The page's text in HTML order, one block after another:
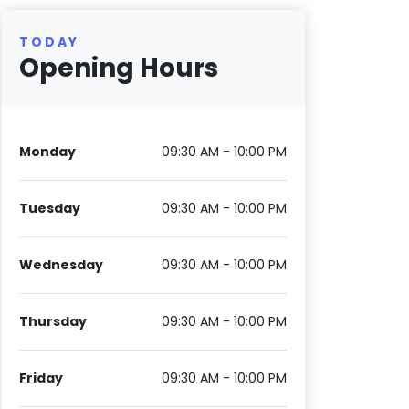
TODAY
Opening Hours
Monday 09:30 AM - 10:00 PM
Tuesday 09:30 AM - 10:00 PM
Wednesday 09:30 AM - 10:00 PM
Thursday 09:30 AM - 10:00 PM
Friday 09:30 AM - 10:00 PM